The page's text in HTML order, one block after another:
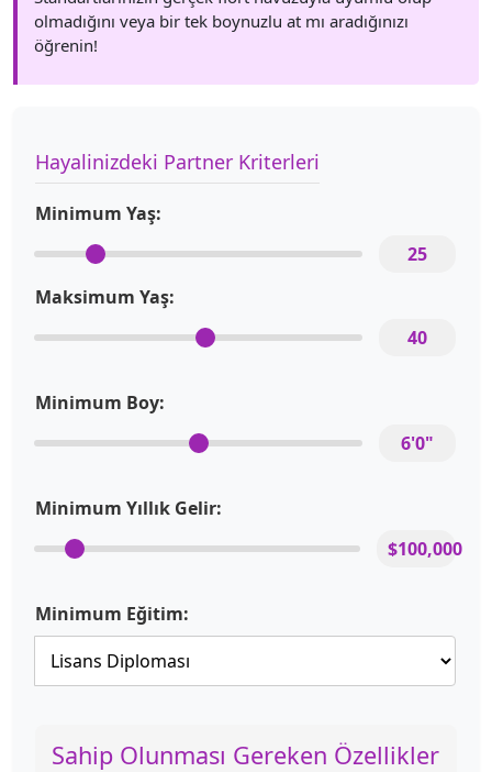
olmadığını veya bir tek boynuzlu at mı aradığınızı
öğrenin!
Hayalinizdeki Partner Kriterleri
Minimum Yaş:
25
Maksimum Yaş:
40
Minimum Boy:
6'0"
Minimum Yıllık Gelir:
$100,000
Minimum Eğitim:
Sahip Olunması Gereken Özellikler